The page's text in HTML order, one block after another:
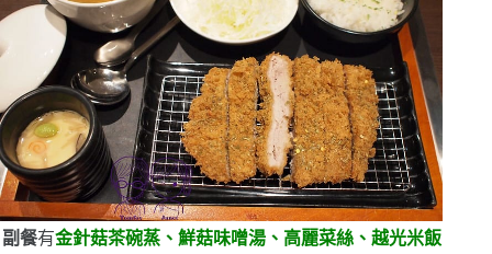
副餐有金針菇茶碗蒸、鮮菇味噌湯、高麗菜絲、越光米飯